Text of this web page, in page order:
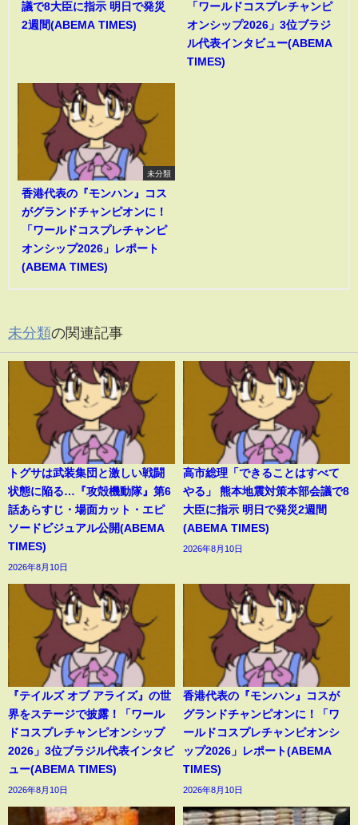
議で8大臣に指示 明日で発災
2週間(ABEMA TIMES)
「ワールドコスプレチャンピ
オンシップ2026」3位ブラジ
ル代表インタビュー(ABEMA
TIMES)
未分類
香港代表の『モンハン』コス
がグランドチャンピオンに！
「ワールドコスプレチャンピ
オンシップ2026」レポート
(ABEMA TIMES)
未分類の関連記事
トグサは武装集団と激しい戦闘
状態に陥る…『攻殻機動隊』第6
話あらすじ・場面カット・エピ
ソードビジュアル公開(ABEMA
TIMES)
2026年8月10日
高市総理「できることはすべて
やる」 熊本地震対策本部会議で8
大臣に指示 明日で発災2週間
(ABEMA TIMES)
2026年8月10日
『テイルズ オブ アライズ』の世
界をステージで披露！「ワール
ドコスプレチャンピオンシップ
2026」3位ブラジル代表インタビ
ュー(ABEMA TIMES)
2026年8月10日
香港代表の『モンハン』コスが
グランドチャンピオンに！「ワ
ールドコスプレチャンピオンシ
ップ2026」レポート(ABEMA
TIMES)
2026年8月10日